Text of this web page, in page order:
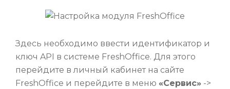
Здесь необходимо ввести идентификатор и
ключ API в системе FreshOffice. Для этого
перейдите в личный кабинет на сайте
FreshOffice и перейдите в меню «Сервис» ->